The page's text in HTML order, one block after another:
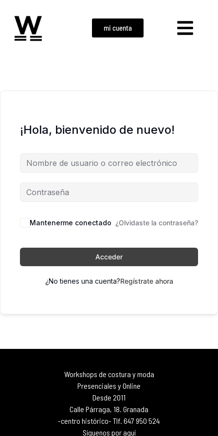
mi cuenta
¡Hola, bienvenido de nuevo!
Mantenerme conectado ¿Olvidaste la contraseña?
Acceder
¿No tienes una cuenta?Regístrate ahora
Workshops de costura y moda
Presenciales y Online
Desde 2011
Calle Párraga, 18. Granada
-centro histórico- Tlf. 647 950 524
Síguenos por aquí